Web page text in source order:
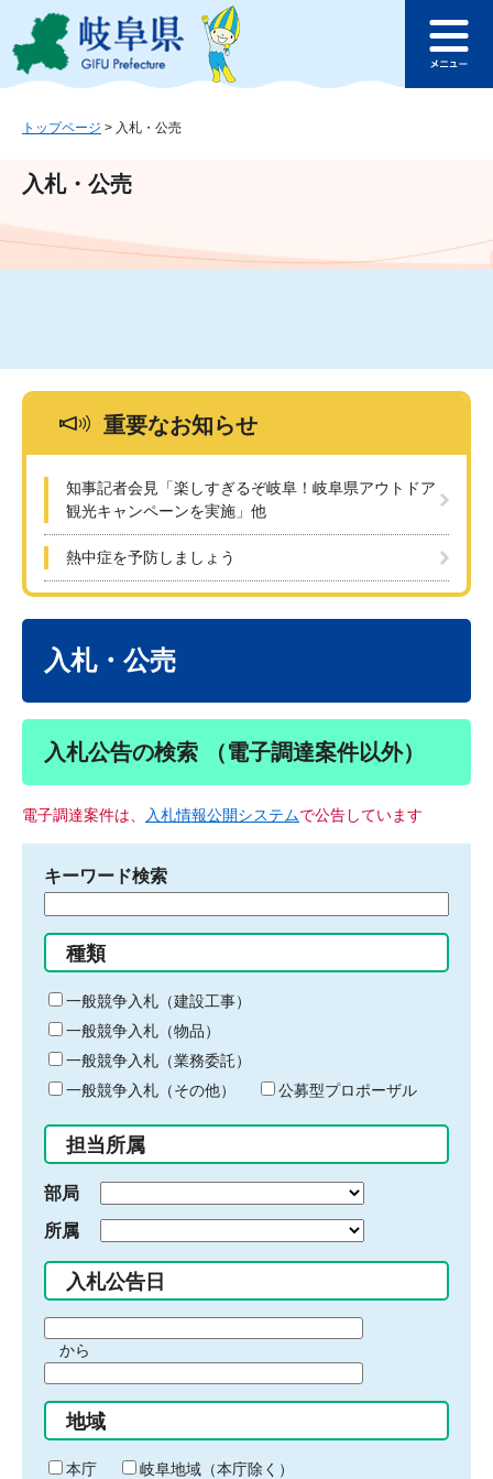
ジ
ュ
文
このページの本文へ
ュ
トップページ > 入札・公売
入札・公売
重要なお知らせ
知事記者会見「楽しすぎるぞ岐阜！岐阜県アウトドア
観光キャンペーンを実施」他
熱中症を予防しましょう
入札・公売
入札公告の検索 （電子調達案件以外）
電子調達案件は、 入札情報公開システムで公告しています
キーワード検索
る
キ
ー
ワ
ー
ド
入
力
種類
一般競争入札（建設工事）
一般競争入札（物品）
一般競争入札（業務委託）
一般競争入札（その他）
公募型プロポーザル
担当所属
部局
所属
入札公告日
間
始
り
から
間
終
わ
地域
本庁
岐阜地域（本庁除く）